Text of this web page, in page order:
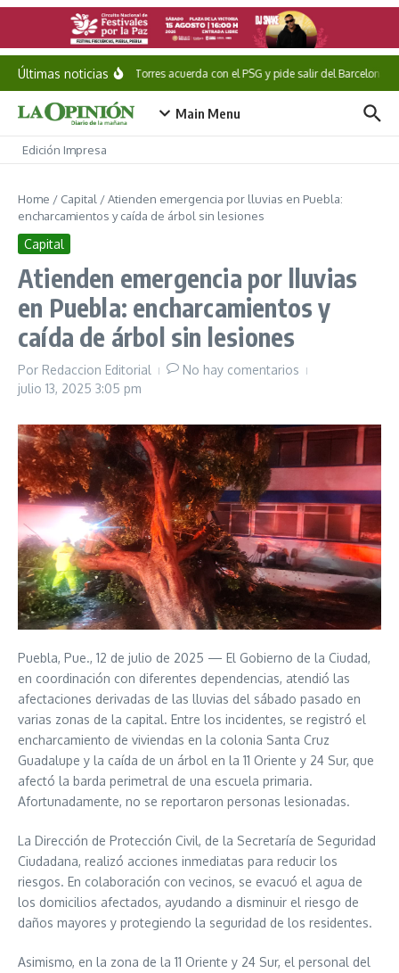
Saltar al contenido
Últimas noticiasFerran Torres acuerda con el PSG y pide salir del Barcelona
Main Menu
Edición Impresa
Home / Capital /Atienden emergencia por lluvias en Puebla:
encharcamientos y caída de árbol sin lesiones
Capital
Atienden emergencia por lluvias
en Puebla: encharcamientos y
caída de árbol sin lesiones
Por Redaccion Editorial
No hay comentarios
julio 13, 2025 3:05 pm
Puebla, Pue., 12 de julio de 2025 — El Gobierno de la Ciudad,
en coordinación con diferentes dependencias, atendió las
afectaciones derivadas de las lluvias del sábado pasado en
varias zonas de la capital. Entre los incidentes, se registró el
encharcamiento de viviendas en la colonia Santa Cruz
Guadalupe y la caída de un árbol en la 11 Oriente y 24 Sur, que
afectó la barda perimetral de una escuela primaria.
Afortunadamente, no se reportaron personas lesionadas.
La Dirección de Protección Civil, de la Secretaría de Seguridad
Ciudadana, realizó acciones inmediatas para reducir los
riesgos. En colaboración con vecinos, se evacuó el agua de
los domicilios afectados, ayudando a disminuir el riesgo de
daños mayores y protegiendo la seguridad de los residentes.
Asimismo, en la zona de la 11 Oriente y 24 Sur, el personal del